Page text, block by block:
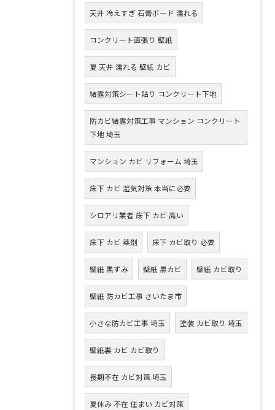
天井 冷えすぎ 石膏ボード 濡れる
コンクリート直張り 壁紙
夏 天井 濡れる 壁紙 カビ
結露対策シート貼り コンクリート下地
防カビ結露対策工事 マンション コンクリート
下地 埼玉
マンション カビ リフォーム 埼玉
床下 カビ 湿気対策 本当に必要
シロアリ業者 床下 カビ 高い
床下 カビ 薬剤 床下 カビ取り 必要
壁紙 黒ずみ 壁紙 黒カビ 壁紙 カビ取り
壁紙 防カビ工事 さいたま市
小さな防カビ工事 埼玉 塗装 カビ取り 埼玉
壁紙裏 カビ カビ取り
長期不在 カビ対策 埼玉
夏休み 不在 住まい カビ対策